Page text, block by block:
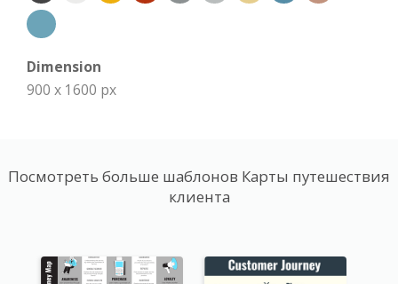
Dimension
900 x 1600 px
Посмотреть больше шаблонов Карты путешествия
клиента